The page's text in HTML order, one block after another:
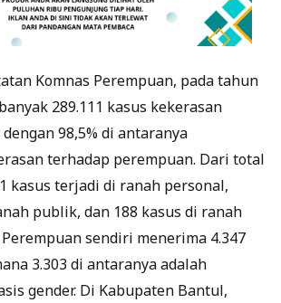
Komnas Perempuan, pada tahun
289.111 kasus kekerasan
98,5% di antaranya
terhadap perempuan. Dari total
kasus terjadi di ranah personal,
publik, dan 188 kasus di ranah
sendiri menerima 4.347
3.303 di antaranya adalah
gender. Di Kabupaten Bantul,